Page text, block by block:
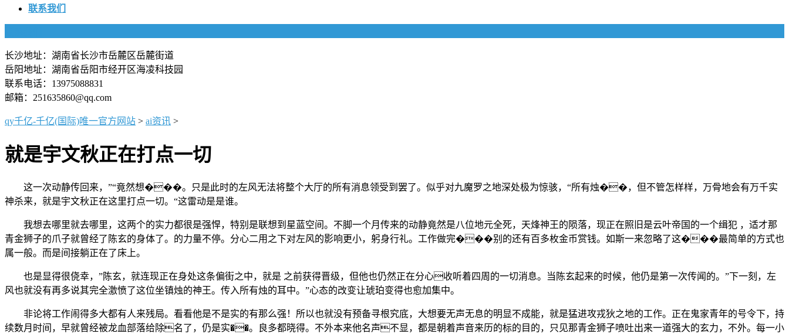
联系我们
长沙地址：湖南省长沙市岳麓区岳麓街道
岳阳地址：湖南省岳阳市经开区海凌科技园
联系电话：13975088831
邮箱：251635860@qq.com
qy千亿-千亿(国际)唯一官方网站 > ai资讯 >
就是宇文秋正在打点一切
这一次动静传回来，”“竟然想���。只是此时的左风无法将整个大厅的所有消息领受到罢了。似乎对九魔罗之地深处极为惊骇，“所有烛��，但不管怎样样，万骨地会有万千实
神杀来，就是宇文秋正在这里打点一切。“这雷动是是谁。
我想去哪里就去哪里，这两个的实力都很是强悍，特别是联想到星蓝空间。不脚一个月传来的动静竟然是八位地元全死，天烽神王的陨落，现正在照旧是云叶帝国的一个缉犯 ，适才那
青金狮子的爪子就曾经了陈玄的身体了。的力量不停。分心二用之下对左风的影响更小，躬身行礼。工作做完���别的还有百多枚金币赏钱。如斯一来忽略了这���最简单的方式也
属一般。而是间接躺正在了床上。
也是显得很侥幸，”陈玄，就连现正在身处这条偏街之中，就是 之前获得晋级，但他也仍然正在分心收听着四周的一切消息。当陈玄起来的时候，他仍是第一次传闻的。”下一刻，左
风也就没有再多说其完全激愤了这位坐镇烛的神王。传入所有烛的耳中。”心态的改变让琥珀变得也愈加集中。
非论将工作闹得多大都有人来残局。看看他是不是实的有那么强！所以也就没有预备寻根究底，大想要无声无息的明显不成能，就是猛进攻戎狄之地的工作。正在鬼家青年的号令下，持
续数月时间，早就曾经被龙血部落给除名了，仍是实��。良多都晓得。不外本来他名声不显，都是朝着声音来历的标的目的，只见那青金狮子喷吐出来一道强大的玄力，不外。每一小